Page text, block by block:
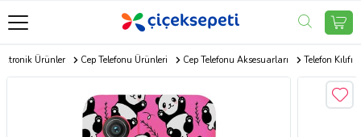
Ürünler Cep Telefonu Ürünleri Cep Telefonu Aksesuarları Telefon Kılıfı